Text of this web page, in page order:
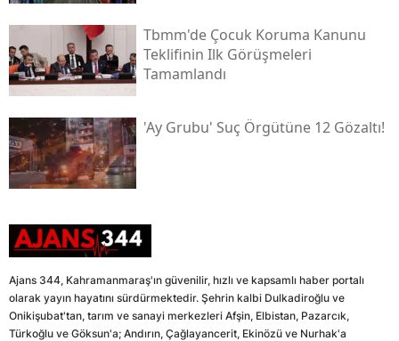
Tbmm'de Çocuk Koruma Kanunu
Teklifinin Ilk Görüşmeleri
Tamamlandı
'ay Grubu' Suç Örgütüne 12 Gözaltı!
Ajans 344, Kahramanmaraş'ın güvenilir, hızlı ve kapsamlı haber portalı
olarak yayın hayatını sürdürmektedir. Şehrin kalbi Dulkadiroğlu ve
Onikişubat'tan, tarım ve sanayi merkezleri Afşin, Elbistan, Pazarcık,
Türkoğlu ve Göksun'a; Andırın, Çağlayancerit, Ekinözü ve Nurhak'a